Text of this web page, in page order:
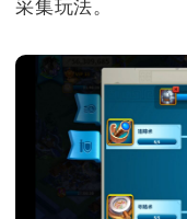
采集玩法。